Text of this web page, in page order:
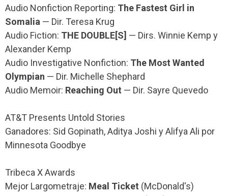
Audio Nonfiction Reporting: The Fastest Girl in
Somalia — Dir. Teresa Krug
Audio Fiction: THE DOUBLE[S] — Dirs. Winnie Kemp y
Alexander Kemp
Audio Investigative Nonfiction: The Most Wanted
Olympian — Dir. Michelle Shephard
Audio Memoir: Reaching Out — Dir. Sayre Quevedo
AT&T Presents Untold Stories
Ganadores: Sid Gopinath, Aditya Joshi y Alifya Ali por
Minnesota Goodbye
Tribeca X Awards
Mejor Largometraje: Meal Ticket (McDonald's)